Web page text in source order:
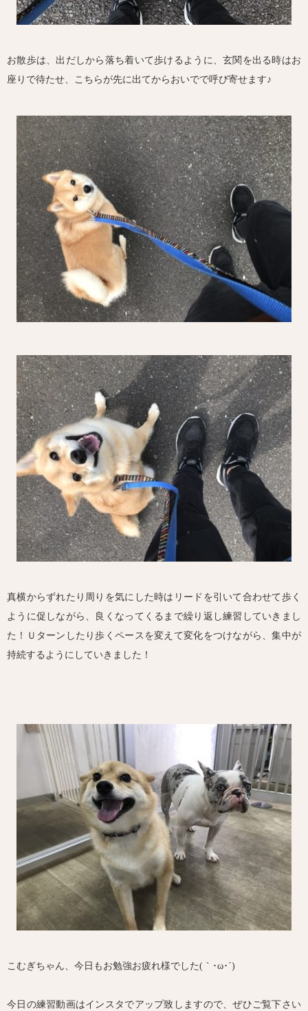
お散歩は、出だしから落ち着いて歩けるように、玄関を出る時はお
座りで待たせ、こちらが先に出てからおいでで呼び寄せます♪
真横からずれたり周りを気にした時はリードを引いて合わせて歩く
ように促しながら、良くなってくるまで繰り返し練習していきまし
た！Ｕターンしたり歩くペースを変えて変化をつけながら、集中が
持続するようにしていきました！
こむぎちゃん、今日もお勉強お疲れ様でした(｀･ω･´)ゞ
今日の練習動画はインスタでアップ致しますので、ぜひご覧下さい